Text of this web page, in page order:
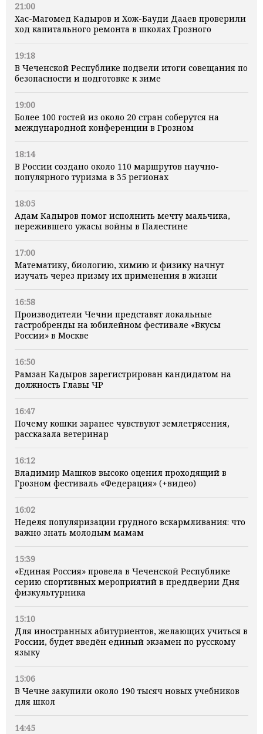
21:00
Хас-Магомед Кадыров и Хож-Бауди Дааев проверили
ход капитального ремонта в школах Грозного
19:18
В Чеченской Республике подвели итоги совещания по
безопасности и подготовке к зиме
19:00
Более 100 гостей из около 20 стран соберутся на
международной конференции в Грозном
18:14
В России создано около 110 маршрутов научно-
популярного туризма в 35 регионах
18:05
Адам Кадыров помог исполнить мечту мальчика,
пережившего ужасы войны в Палестине
17:00
Математику, биологию, химию и физику начнут
изучать через призму их применения в жизни
16:58
Производители Чечни представят локальные
гастробренды на юбилейном фестивале «Вкусы
России» в Москве
16:50
Рамзан Кадыров зарегистрирован кандидатом на
должность Главы ЧР
16:47
Почему кошки заранее чувствуют землетрясения,
рассказала ветеринар
16:12
Владимир Машков высоко оценил проходящий в
Грозном фестиваль «Федерация» (+видео)
16:02
Неделя популяризации грудного вскармливания: что
важно знать молодым мамам
15:39
«Единая Россия» провела в Чеченской Республике
серию спортивных мероприятий в преддверии Дня
физкультурника
15:10
Для иностранных абитуриентов, желающих учиться в
России, будет введён единый экзамен по русскому
языку
15:06
В Чечне закупили около 190 тысяч новых учебников
для школ
14:45